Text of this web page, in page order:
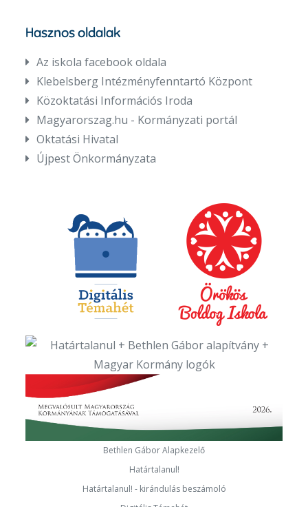
Hasznos oldalak
Az iskola facebook oldala
Klebelsberg Intézményfenntartó Központ
Közoktatási Információs Iroda
Magyarorszag.hu - Kormányzati portál
Oktatási Hivatal
Újpest Önkormányzata
Bethlen Gábor Alapkezelő
Határtalanul!
Határtalanul! - kirándulás beszámoló